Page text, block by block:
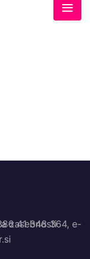
zasebnosti
41 348 364, e-